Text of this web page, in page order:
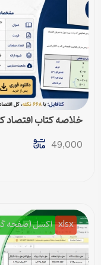
خلاصه کتاب اقتصاد کلان
49,000
xlsx اکسل (صفحه